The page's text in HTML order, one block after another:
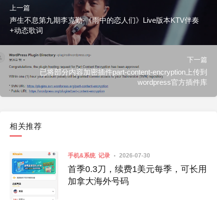
上一篇
声生不息第九期李克勤-《雨中的恋人们》Live版本KTV伴奏
+动态歌词
下一篇
已将部分内容加密插件part-content-encryption上传到
wordpress官方插件库
相关推荐
手机&系统 记录 2026-07-30
首季0.3刀，续费1美元每季，可长用
加拿大海外号码